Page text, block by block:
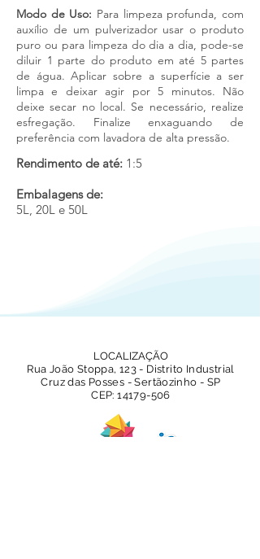
Modo de Uso: Para limpeza profunda, com
auxílio de um pulverizador usar o produto
puro ou para limpeza do dia a dia, pode-se
diluir 1 parte do produto em até 5 partes
de água. Aplicar sobre a superfície a ser
limpa e deixar agir por 5 minutos. Não
deixe secar no local. Se necessário, realize
esfregação. Finalize enxaguando de
preferência com lavadora de alta pressão.
Rendimento de até: 1:5
Embalagens de:
5L, 20L e 50L
LOCALIZAÇÃO
Rua João Stoppa, 123 - Distrito Industrial
Cruz das Posses - Sertãozinho - SP
CEP:14179-506